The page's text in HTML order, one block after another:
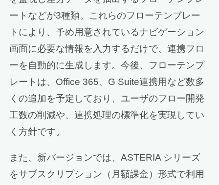
ートなどが3種類。これらのフローテンプレー
トにより、予め用意されているナビゲーション
画面に必要な情報を入力するだけで、連携フロ
ーを自動的に生成します。今後、フローテンプ
レートは、Office 365、G Suite連携用など数多
くの追加を予定しており、ユーザのフロー開発
工数の削減や、連携処理の標準化を実現してい
く方針です。
また、新バージョンでは、ASTERIA シリーズ
をサブスクリプション（月額課金）形式で利用